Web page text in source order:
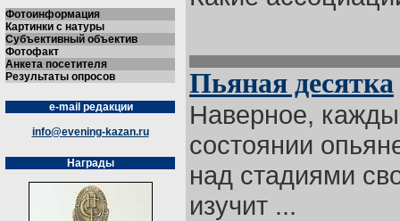
Фотоинформация
Картинки с натуры
Субъективный объектив
Фотофакт
Анкета посетителя
Результаты опросов
e-mail редакции
info@evening-kazan.ru
Награды
Пьяная десятка
Наверное,
состоянии
над стадиями
изучит ...